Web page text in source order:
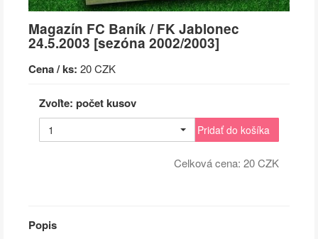
Magazín FC Baník / FK Jablonec
24.5.2003 [sezóna 2002/2003]
Cena / ks: 20 CZK
Zvoľte: počet kusov
1 Pridať do košíka
Celková cena: 20CZK
Popis